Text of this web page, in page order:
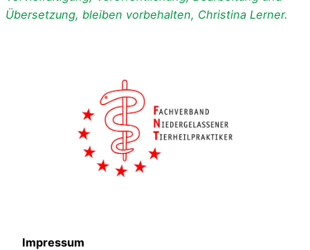
Übersetzung, bleiben vorbehalten, Christina Lerner.
Impressum